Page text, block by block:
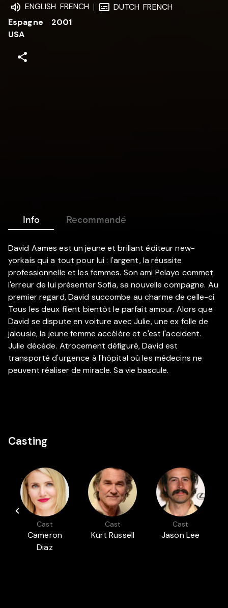
ENGLISH FRENCH DUTCH FRENCH
Espagne
USA
2001
Info Recommandé
David Aames est un jeune et brillant éditeur new-
yorkais qui a tout pour lui : l'argent, la réussite
professionnelle et les femmes. Son ami Pelayo commet
l'erreur de lui présenter Sofia, sa nouvelle compagne. Au
premier regard, David succombe au charme de celle-ci.
Tous les deux filent bientôt le parfait amour. Alors que
David se dispute en voiture avec Julie, une ex folle de
jalousie, la jeune femme accélère et c'est l'accident.
Julie décède. Atrocement défiguré, David est
transporté d'urgence à l'hôpital où les médecins ne
peuvent réaliser de miracle. Sa vie bascule.
Casting
Cast
Cameron
Diaz
Cast
Kurt Russell
Cast
Jason Lee